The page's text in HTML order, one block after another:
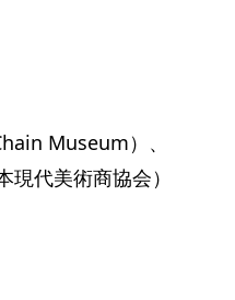
Museum）、
代美術商協会）